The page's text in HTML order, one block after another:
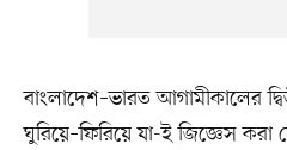
বাংলাদেশ–ভারত আগামীকালের
ঘুরিয়ে–ফিরিয়ে যা-ই জিজ্ঞেস